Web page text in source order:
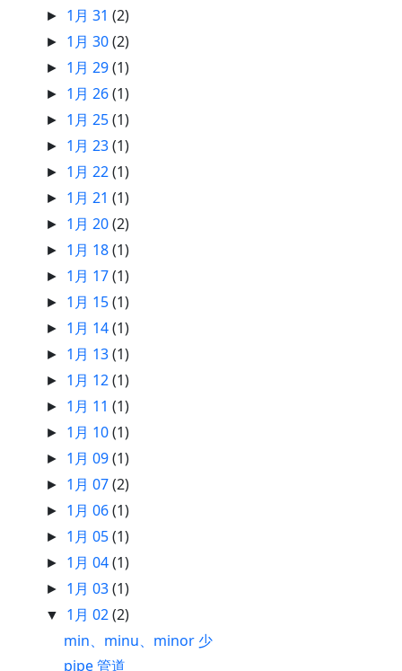
► 1月 31(2)
► 1月 30(2)
► 1月 29(1)
► 1月 26(1)
► 1月 25(1)
► 1月 23(1)
► 1月 22(1)
► 1月 21(1)
► 1月 20(2)
► 1月 18(1)
► 1月 17(1)
► 1月 15(1)
► 1月 14(1)
► 1月 13(1)
► 1月 12(1)
► 1月 11(1)
► 1月 10(1)
► 1月 09(1)
► 1月 07(2)
► 1月 06(1)
► 1月 05(1)
► 1月 04(1)
► 1月 03(1)
▼ 1月 02(2)
min、minu、minor 少
pipe 管道